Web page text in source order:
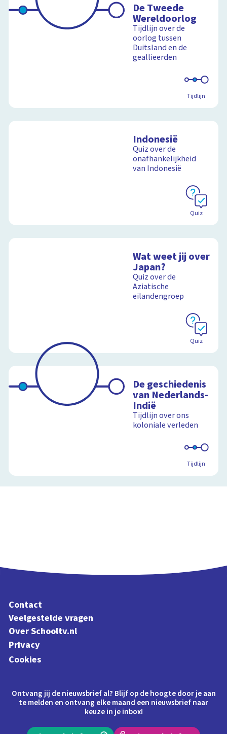
De Tweede
Wereldoorlog
Tijdlijn over de
oorlog tussen
Duitsland en de
geallieerden
Tijdlijn
Indonesië
Quiz over de
onafhankelijkheid
van Indonesië
Quiz
Wat weet jij over
Japan?
Quiz over de
Aziatische
eilandengroep
Quiz
De geschiedenis
van Nederlands-
Indië
Tijdlijn over ons
koloniale verleden
Tijdlijn
Contact
Veelgestelde vragen
Over Schooltv.nl
Privacy
Cookies
Ontvang jij de nieuwsbrief al? Blijf op de hoogte door je aan
te melden en ontvang elke maand een nieuwsbrief naar
keuze in je inbox!